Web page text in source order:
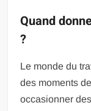
Quand
?
Le monde du
des moments
occasionner